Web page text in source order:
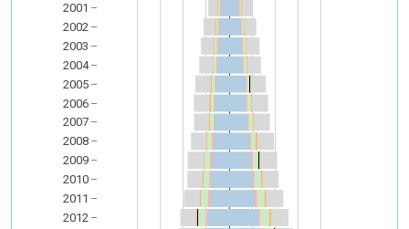
2012
2011
2010
2009
2008
2007
2006
2005
2004
2003
2002
2001